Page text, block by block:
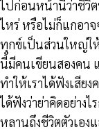
ไปก่อนหน้านี้ว่าชีวิต
ไหร่ หรือไม่ก็แกอาจ
ทุกข์เป็นส่วนใหญ่ใ
นี้มีคนเขียนสองคน
ทำให้เราได้ฟังเสีย
ได้ฟังว่าย่าคิดอย่าง
หลานถึงชีวิตตัวเอง